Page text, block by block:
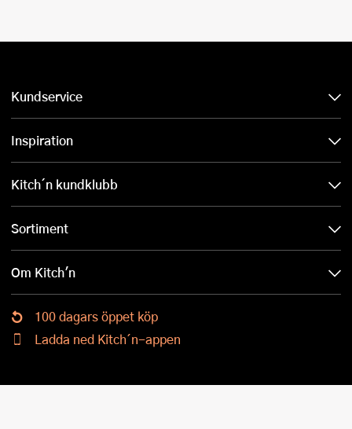
Kundservice
Inspiration
Kitch´n kundklubb
Sortiment
Om Kitch'n
100 dagars öppet köp
Ladda ned Kitch´n-appen